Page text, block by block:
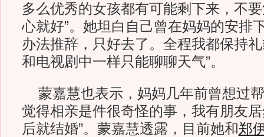
多么优秀的女孩都有可能剩下来，不
心就好”。她坦白自己曾在妈妈的安排
办法推辞，只好去了。全程我都保持
和电视剧中一样只能聊聊天气”。
蒙嘉慧也表示，妈妈几年前曾想过
觉得相亲是件很奇怪的事，我有朋友
后就结婚”。蒙嘉慧透露，目前她和郑